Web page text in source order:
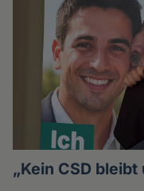
„Kein CSD